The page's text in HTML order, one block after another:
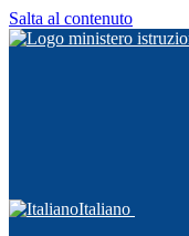
Salta al contenuto
Italiano